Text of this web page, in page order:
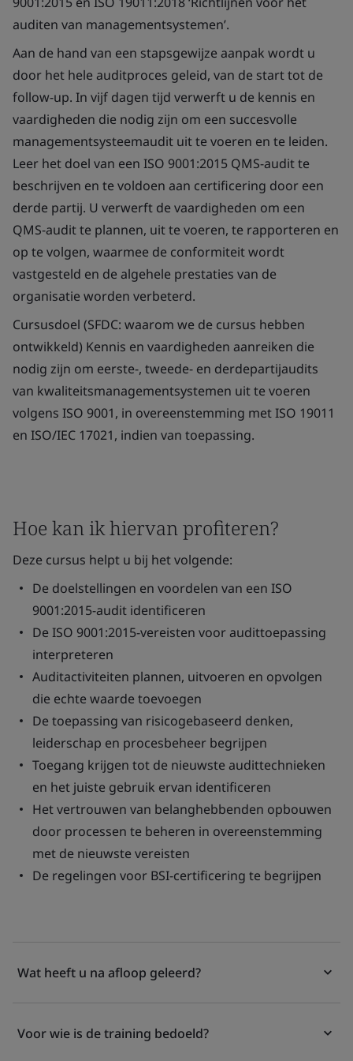
auditen van managementsystemen’.
Aan de hand van een stapsgewijze aanpak wordt u
door het hele auditproces geleid, van de start tot de
follow-up. In vijf dagen tijd verwerft u de kennis en
vaardigheden die nodig zijn om een succesvolle
managementsysteemaudit uit te voeren en te leiden.
Leer het doel van een ISO 9001:2015 QMS-audit te
beschrijven en te voldoen aan certificering door een
derde partij. U verwerft de vaardigheden om een
QMS-audit te plannen, uit te voeren, te rapporteren en
op te volgen, waarmee de conformiteit wordt
vastgesteld en de algehele prestaties van de
organisatie worden verbeterd.
Cursusdoel (SFDC: waarom we de cursus hebben
ontwikkeld) Kennis en vaardigheden aanreiken die
nodig zijn om eerste-, tweede- en derdepartijaudits
van kwaliteitsmanagementsystemen uit te voeren
volgens ISO 9001, in overeenstemming met ISO 19011
en ISO/IEC 17021, indien van toepassing.
Hoe kan ik hiervan profiteren?
Deze cursus helpt u bij het volgende:
De doelstellingen en voordelen van een ISO
9001:2015-audit identificeren
De ISO 9001:2015-vereisten voor audittoepassing
interpreteren
Auditactiviteiten plannen, uitvoeren en opvolgen
die echte waarde toevoegen
De toepassing van risicogebaseerd denken,
leiderschap en procesbeheer begrijpen
Toegang krijgen tot de nieuwste audittechnieken
en het juiste gebruik ervan identificeren
Het vertrouwen van belanghebbenden opbouwen
door processen te beheren in overeenstemming
met de nieuwste vereisten
De regelingen voor BSI-certificering te begrijpen
Wat heeft u na afloop geleerd?
Voor wie is de training bedoeld?